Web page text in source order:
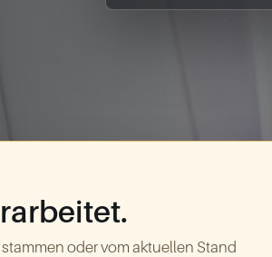
oder vom aktuellen Stand